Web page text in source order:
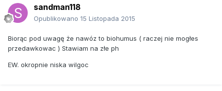
sandman118
Opublikowano 15 Listopada 2015
Biorąc pod uwagę że nawóz to biohumus ( raczej nie mogłes
przedawkowac ) Stawiam na złe ph
EW. okropnie niska wilgoc